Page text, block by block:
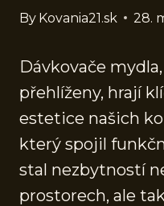
By Kovania21.sk 28.
Dávkovače
přehlíženy, hrají
estetice našich
který spojil
stal nezbytností
prostorech, ale